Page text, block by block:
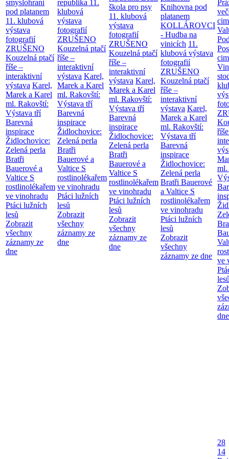
smyslohraní
pod platanem
11. klubová
výstava
fotografií
ZRUŠENO
Kouzelná ptačí
říše –
interaktivní
výstava Karel,
Marek a Karel
ml. Rakovští:
Výstava tří
Barevná
inspirace
Židlochovice:
Zelená perla
Bratři
Bauerové a
Valtice S
rostlinolékařem
ve vinohradu
Ptáci lužních
lesů
Zobrazit
všechny
záznamy ze
dne
republika 11.
klubová
výstava
fotografií
ZRUŠENO
Kouzelná ptačí
říše –
interaktivní
výstava Karel,
Marek a Karel
ml. Rakovští:
Výstava tří
Barevná
inspirace
Židlochovice:
Zelená perla
Bratři
Bauerové a
Valtice S
rostlinolékařem
ve vinohradu
Ptáci lužních
lesů
Zobrazit
všechny
záznamy ze
dne
škola pro psy
11. klubová
výstava
fotografií
ZRUŠENO
Kouzelná ptačí
říše –
interaktivní
výstava Karel,
Marek a Karel
ml. Rakovští:
Výstava tří
Barevná
inspirace
Židlochovice:
Zelená perla
Bratři
Bauerové a
Valtice S
rostlinolékařem
ve vinohradu
Ptáci lužních
lesů
Zobrazit
všechny
záznamy ze
dne
Knihovna pod
platanem
KOLLÁROVCI
- Hudba na
vinicích 11.
klubová výstava
fotografií
ZRUŠENO
Kouzelná ptačí
říše –
interaktivní
výstava Karel,
Marek a Karel
ml. Rakovští:
Výstava tří
Barevná
inspirace
Židlochovice:
Zelená perla
Bratři Bauerové
a Valtice S
rostlinolékařem
ve vinohradu
Ptáci lužních
lesů
Zobrazit
všechny
záznamy ze dne
ml.
ve
dne
28
14